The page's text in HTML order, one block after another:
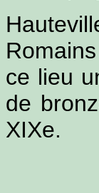
ce lieu
de
XIXe.